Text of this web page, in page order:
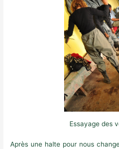
Essayage des
Après une halte pour nous